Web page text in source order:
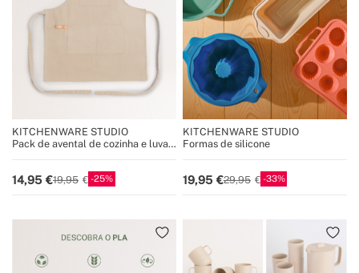
KITCHENWARE STUDIO
Pack de avental de cozinha e luva
14,95 19,95 25
KITCHENWARE STUDIO
Formas de silicone
19,95 29,95 33